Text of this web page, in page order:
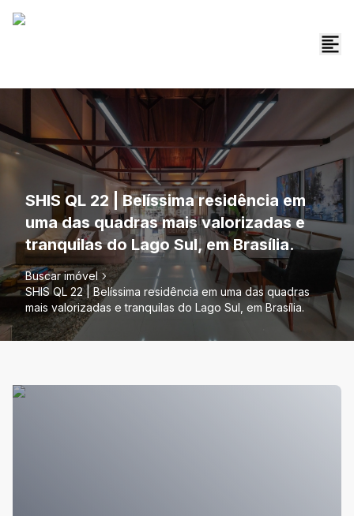
SHIS QL 22 | Belíssima residência em
uma das quadras mais valorizadas e
tranquilas do Lago Sul, em Brasília.
Buscar imóvel
SHIS QL 22 | Belíssima residência em uma das quadras
mais valorizadas e tranquilas do Lago Sul, em Brasília.